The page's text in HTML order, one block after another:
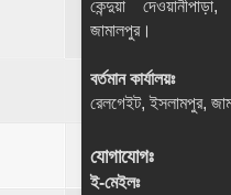
কেন্দুয়া
জামালপুর।
বর্তমান কার্যালয়ঃ
রেলগেইট, ইসলামপুর,
যোগাযোগঃ
ই-মেইলঃ